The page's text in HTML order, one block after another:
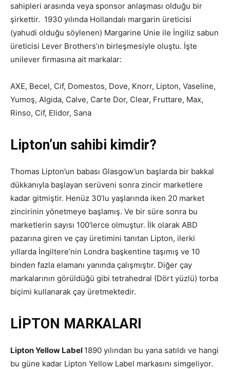
sahipleri arasında veya sponsor anlaşması olduğu bir
şirkettir. 1930 yılında Hollandalı margarin üreticisi
(yahudi olduğu söylenen) Margarine Unie ile İngiliz sabun
üreticisi Lever Brothers’ın birleşmesiyle oluştu. İşte
unilever firmasına ait markalar:
AXE, Becel, Cif, Domestos, Dove, Knorr, Lipton, Vaseline,
Yumoş, Algida, Calve, Carte Dor, Clear, Fruttare, Max,
Rinso, Cif, Elidor, Sana
Lipton’un sahibi kimdir?
Thomas Lipton’un babası Glasgow’un başlarda bir bakkal
dükkanıyla başlayan serüveni sonra zincir marketlere
kadar gitmiştir. Henüz 30’lu yaşlarında iken 20 market
zincirinin yönetmeye başlamış. Ve bir süre sonra bu
marketlerin sayısı 100’lerce olmuştur. İlk olarak ABD
pazarına giren ve çay üretimini tanıtan Lipton, ilerki
yıllarda İngiltere’nin Londra başkentine taşımış ve 10
binden fazla elamanı yanında çalışmıştır. Diğer çay
markalarının görüldüğü gibi tetrahedral (Dört yüzlü) torba
biçimi kullanarak çay üretmektedir.
LİPTON MARKALARI
Lipton Yellow Label 1890 yılından bu yana satıldı ve hangi
bu güne kadar Lipton Yellow Label markasını simgeliyor.